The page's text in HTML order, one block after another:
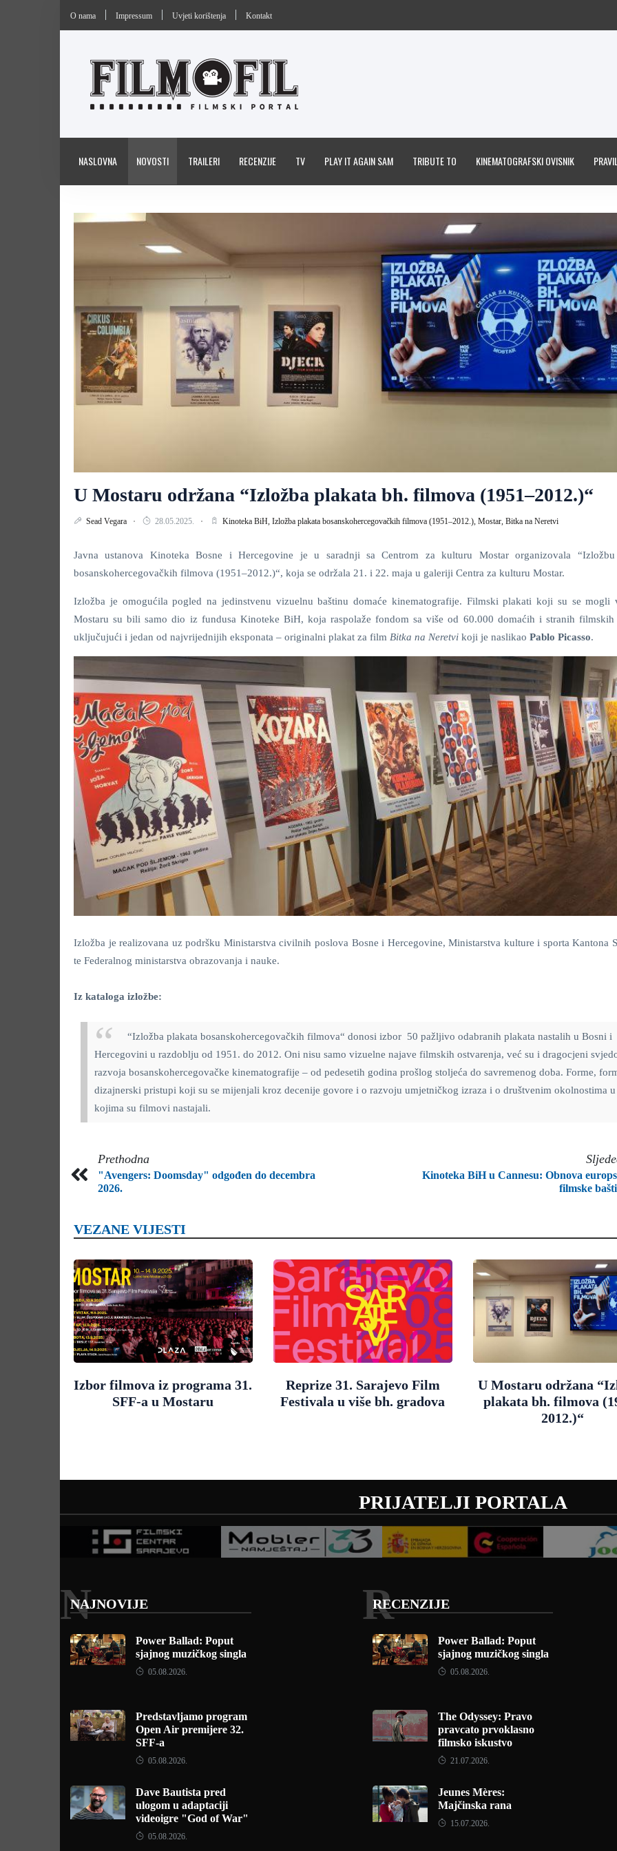
O nama Impressum Uvjeti korištenja Kontakt
NASLOVNA NOVOSTI TRAILERI RECENZIJE TV PLAY IT AGAIN SAM TRIBUTE TO KINEMATOGRAFSKI OVISNIK
U Mostaru održana “Izložba plakata bh. filmova (1951–2012.)“
Sead Vegara 28.05.2025. Kinoteka BiH, Izložba plakata bosanskohercegovačkih filmova (1951–2012.), Mostar, Bitka na Neretvi
Javna ustanova Kinoteka Bosne i Hercegovine je u saradnji sa Centrom za kulturu Mostar organizovala “Izložbu
bosanskohercegovačkih filmova (1951–2012.)“, koja se održala 21. i 22. maja u galeriji Centra za kulturu Mostar.
Izložba je omogućila pogled na jedinstvenu vizuelnu baštinu domaće kinematografije. Filmski plakati koji su se mogli
Mostaru su bili samo dio iz fundusa Kinoteke BiH, koja raspolaže fondom sa više od 60.000 domaćih i stranih filmskih
uključujući i jedan od najvrijednijih eksponata – originalni plakat za film Bitka na Neretvi koji je naslikao Pablo Picasso.
Izložba je realizovana uz podršku Ministarstva civilnih poslova Bosne i Hercegovine, Ministarstva kulture i sporta Kantona
te Federalnog ministarstva obrazovanja i nauke.
Iz kataloga izložbe:
“Izložba plakata bosanskohercegovačkih filmova“ donosi izbor 50 pažljivo odabranih plakata nastalih u Bosni i
Hercegovini u razdoblju od 1951. do 2012. Oni nisu samo vizuelne najave filmskih ostvarenja, već su i dragocjeni
razvoja bosanskohercegovačke kinematografije – od pedesetih godina prošlog stoljeća do savremenog doba. Forme,
dizajnerski pristupi koji su se mijenjali kroz decenije govore i o razvoju umjetničkog izraza i o društvenim okolnostima u
kojima su filmovi nastajali.
Prethodna
"Avengers: Doomsday" odgođen do decembra
2026.
Kinoteka BiH u Cannesu: Obnova
filmske
VEZANE VIJESTI
Izbor filmova iz programa 31.
SFF-a u Mostaru
Reprize 31. Sarajevo Film
Festivala u više bh. gradova
U Mostaru održana
plakata bh. filmova
2012.)“
PRIJATELJI PORTALA
NAJNOVIJE
N
Power Ballad: Poput
sjajnog muzičkog singla
05.08.2026.
Predstavljamo program
Open Air premijere 32.
SFF-a
05.08.2026.
Dave Bautista pred
ulogom u adaptaciji
videoigre "God of War"
05.08.2026.
RECENZIJE
R
Power Ballad: Poput
sjajnog muzičkog singla
05.08.2026.
The Odyssey: Pravo
pravcato prvoklasno
filmsko iskustvo
21.07.2026.
Jeunes Mères:
Majčinska rana
15.07.2026.